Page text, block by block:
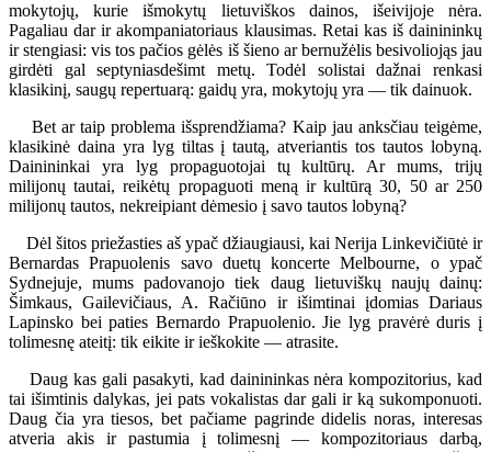
mokytojų, kurie išmokytų lietuviškos dainos, išeivijoje nėra.
Pagaliau dar ir akompaniatoriaus klausimas. Retai kas iš dainininkų
ir stengiasi: vis tos pačios gėlės iš šieno ar bernužėlis besivoliojąs jau
girdėti gal septyniasdešimt metų. Todėl solistai dažnai renkasi
klasikinį, saugų repertuarą: gaidų yra, mokytojų yra — tik dainuok.
Bet ar taip problema išsprendžiama? Kaip jau anksčiau teigėme,
klasikinė daina yra lyg tiltas į tautą, atveriantis tos tautos lobyną.
Dainininkai yra lyg propaguotojai tų kultūrų. Ar mums, trijų
milijonų tautai, reikėtų propaguoti meną ir kultūrą 30, 50 ar 250
milijonų tautos, nekreipiant dėmesio į savo tautos lobyną?
Dėl šitos priežasties aš ypač džiaugiausi, kai Nerija Linkevičiūtė ir
Bernardas Prapuolenis savo duetų koncerte Melbourne, o ypač
Sydnejuje, mums padovanojo tiek daug lietuviškų naujų dainų:
Šimkaus, Gailevičiaus, A. Račiūno ir išimtinai įdomias Dariaus
Lapinsko bei paties Bernardo Prapuolenio. Jie lyg pravėrė duris į
tolimesnę ateitį: tik eikite ir ieškokite — atrasite.
Daug kas gali pasakyti, kad dainininkas nėra kompozitorius, kad
tai išimtinis dalykas, jei pats vokalistas dar gali ir ką sukomponuoti.
Daug čia yra tiesos, bet pačiame pagrinde didelis noras, interesas
atveria akis ir pastumia į tolimesnį — kompozitoriaus darbą,